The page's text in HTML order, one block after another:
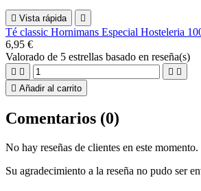
 Vista rápida 
Té classic Hornimans Especial Hosteleria
6,95 €
Valorado de 5 estrellas basado en reseña(s)
   
 Añadir al carrito
Comentarios (0)
No hay reseñas de clientes en este momento.
Su agradecimiento a la reseña no pudo ser